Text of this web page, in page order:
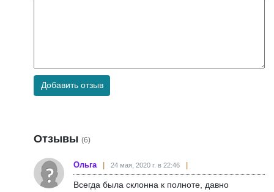
Добавить отзыв
Отзывы (6)
Ольга 24 мая, 2020 г. в 22:46
Всегда была склонна к полноте, давно